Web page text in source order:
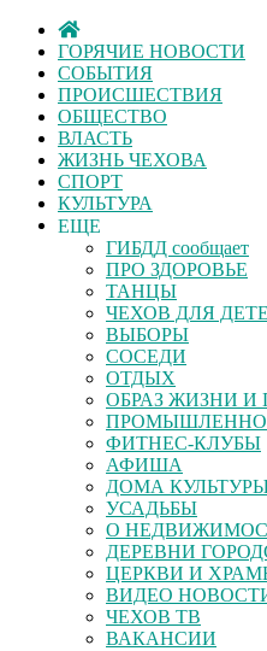
ГОРЯЧИЕ НОВОСТИ
СОБЫТИЯ
ПРОИСШЕСТВИЯ
ОБЩЕСТВО
ВЛАСТЬ
ЖИЗНЬ ЧЕХОВА
СПОРТ
КУЛЬТУРА
ЕЩЕ
ГИБДД сообщает
ПРО ЗДОРОВЬЕ
ТАНЦЫ
ЧЕХОВ ДЛЯ
ВЫБОРЫ
СОСЕДИ
ОТДЫХ
ОБРАЗ ЖИЗНИ
ФИТНЕС-КЛУБЫ
АФИША
ДОМА
УСАДЬБЫ
О
ДЕРЕВНИ
ЦЕРКВИ И
ВИДЕО
ЧЕХОВ ТВ
ВАКАНСИИ